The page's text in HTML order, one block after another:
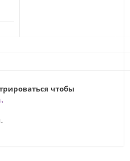
чтобы